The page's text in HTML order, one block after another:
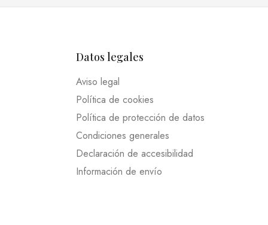
Datos legales
Aviso legal
Política de cookies
Política de protección de datos
Condiciones generales
Declaración de accesibilidad
Información de envío